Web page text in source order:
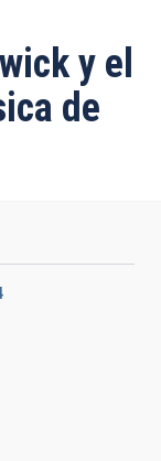
y el
de